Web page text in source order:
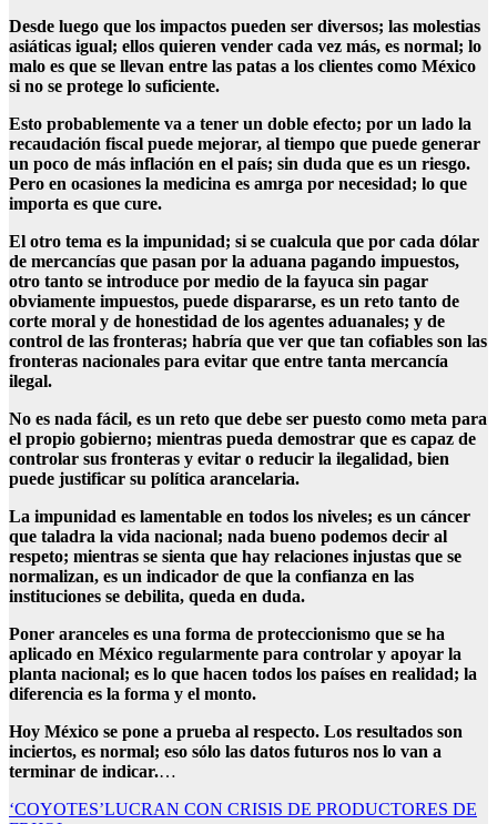
Desde luego que los impactos pueden ser diversos; las molestias
asiáticas igual; ellos quieren vender cada vez más, es normal; lo
malo es que se llevan entre las patas a los clientes como México
si no se protege lo suficiente.
Esto probablemente va a tener un doble efecto; por un lado la
recaudación fiscal puede mejorar, al tiempo que puede generar
un poco de más inflación en el país; sin duda que es un riesgo.
Pero en ocasiones la medicina es amrga por necesidad; lo que
importa es que cure.
El otro tema es la impunidad; si se cualcula que por cada dólar
de mercancías que pasan por la aduana pagando impuestos,
otro tanto se introduce por medio de la fayuca sin pagar
obviamente impuestos, puede dispararse, es un reto tanto de
corte moral y de honestidad de los agentes aduanales; y de
control de las fronteras; habría que ver que tan cofiables son las
fronteras nacionales para evitar que entre tanta mercancía
ilegal.
No es nada fácil, es un reto que debe ser puesto como meta para
el propio gobierno; mientras pueda demostrar que es capaz de
controlar sus fronteras y evitar o reducir la ilegalidad, bien
puede justificar su política arancelaria.
La impunidad es lamentable en todos los niveles; es un cáncer
que taladra la vida nacional; nada bueno podemos decir al
respeto; mientras se sienta que hay relaciones injustas que se
normalizan, es un indicador de que la confianza en las
instituciones se debilita, queda en duda.
Poner aranceles es una forma de proteccionismo que se ha
aplicado en México regularmente para controlar y apoyar la
planta nacional; es lo que hacen todos los países en realidad; la
diferencia es la forma y el monto.
Hoy México se pone a prueba al respecto. Los resultados son
inciertos, es normal; eso sólo las datos futuros nos lo van a
terminar de indicar.…
Navegación
‘COYOTES’LUCRAN CON CRISIS DE PRODUCTORES DE